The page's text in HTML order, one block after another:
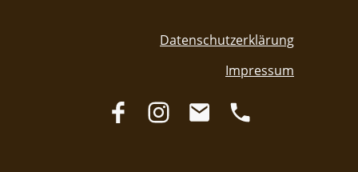
Datenschutzerklärung
Impressum